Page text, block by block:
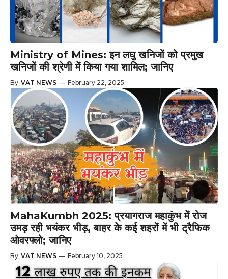
Ministry of Mines: इन लघु खनिजों को प्रमुख
खनिजों की श्रेणी में किया गया शामिल; जानिए
By VAT NEWS — February 22, 2025
MahaKumbh 2025: प्रयागराज महाकुंभ में रोज
उमड़ रही भयंकर भीड़, बाहर के कई शहरों में भी ट्रैफिक
ओवरफ्लो; जानिए
By VAT NEWS — February 10, 2025